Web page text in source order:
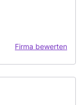
Firma bewerten